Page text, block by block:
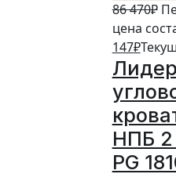
86 470₽
цена
147₽
НПБ 2
PG